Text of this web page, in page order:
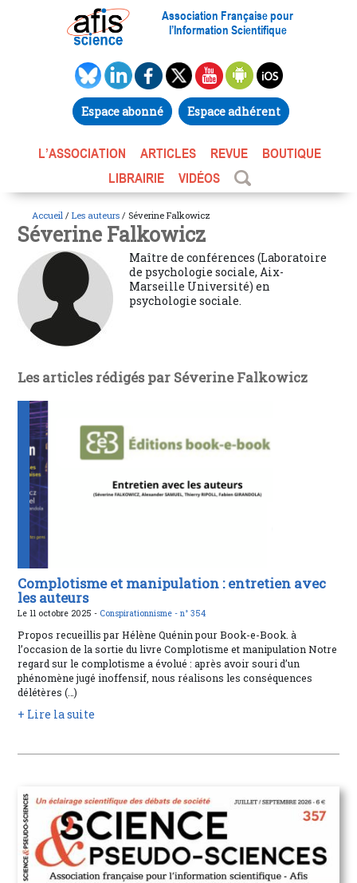
Association Française pour
l’Information Scientifique
Espace abonné Espace adhérent
L’ASSOCIATION ARTICLES REVUE
BOUTIQUE
LIBRAIRIE
VIDÉOS
Accueil / Les auteurs / Séverine Falkowicz
Séverine Falkowicz
Maître de conférences (Laboratoire
de psychologie sociale, Aix-
Marseille Université) en
psychologie sociale.
Les articles rédigés par Séverine Falkowicz
Complotisme et manipulation : entretien avec
les auteurs
Le 11 octobre 2025 - Conspirationnisme -n° 354
Propos recueillis par Hélène Quénin pour Book-e-Book. à
l’occasion de la sortie du livre Complotisme et manipulation Notre
regard sur le complotisme a évolué : après avoir souri d’un
phénomène jugé inoffensif, nous réalisons les conséquences
délétères (…)
+ Lire la suite